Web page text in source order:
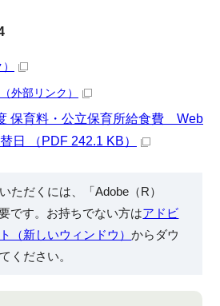
（外部リンク）
保育料・公立保育所給食費 Web
日 （PDF 242.1 KB）
ただくには、「Adobe（R）
です。お持ちでない方はアドビ
（新しいウィンドウ）からダウ
ください。